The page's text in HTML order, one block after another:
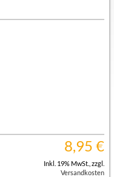
8,95 €
Inkl. 19% MwSt. zzgl.
Versandkosten